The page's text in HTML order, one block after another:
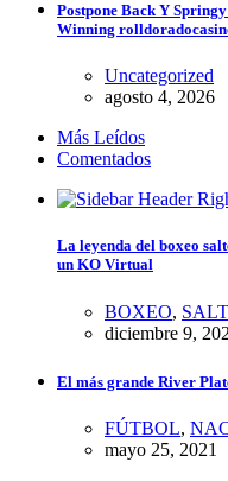
Postpone Back Y
Winning
Uncategorized
agosto 4, 2026
Más Leídos
Comentados
La leyenda del boxeo
un KO Virtual
BOXEO,
diciembre 9,
El más grande River
FÚTBOL,
mayo 25, 2021